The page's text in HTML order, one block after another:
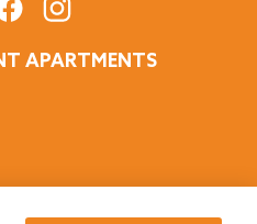
APARTMENTS